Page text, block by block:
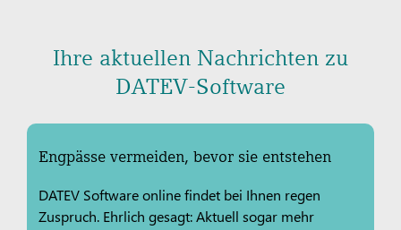
Ihre aktuellen Nachrichten zu
DATEV-Software
Engpässe vermeiden, bevor sie entstehen
DATEV Software online findet bei Ihnen regen
Zuspruch. Ehrlich gesagt: Aktuell sogar mehr